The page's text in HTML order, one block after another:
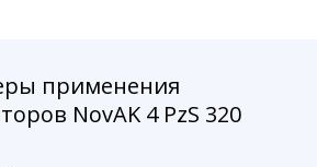
применения
NovAK 4 PzS 320